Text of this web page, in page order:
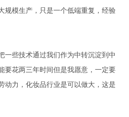
规模生产，只是一个低端重复，经验
一些技术通过我们作为中转沉淀到中
要花两三年时间但是我愿意，一定要
动力，化妆品行业是可以做大，这是